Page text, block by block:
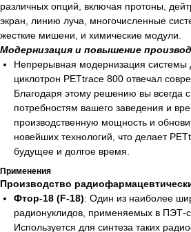
различных опций, включая протоны,
экран, линию луча, многочисленные
жесткие мишени, и химические модули.
Модернизация и повышение
Непрерывная модернизация системы
циклотрон PETtrace 800 отвечал
Благодаря этому решению вы всегда
потребностям вашего заведения и
производственную мощность и
новейших технологий, что делает
будущее и долгое время.
Применения
Производство
Фтор-18 (F-18): Один из наиболее
радионуклидов, применяемых в ПЭТ-
Используется для синтеза таких